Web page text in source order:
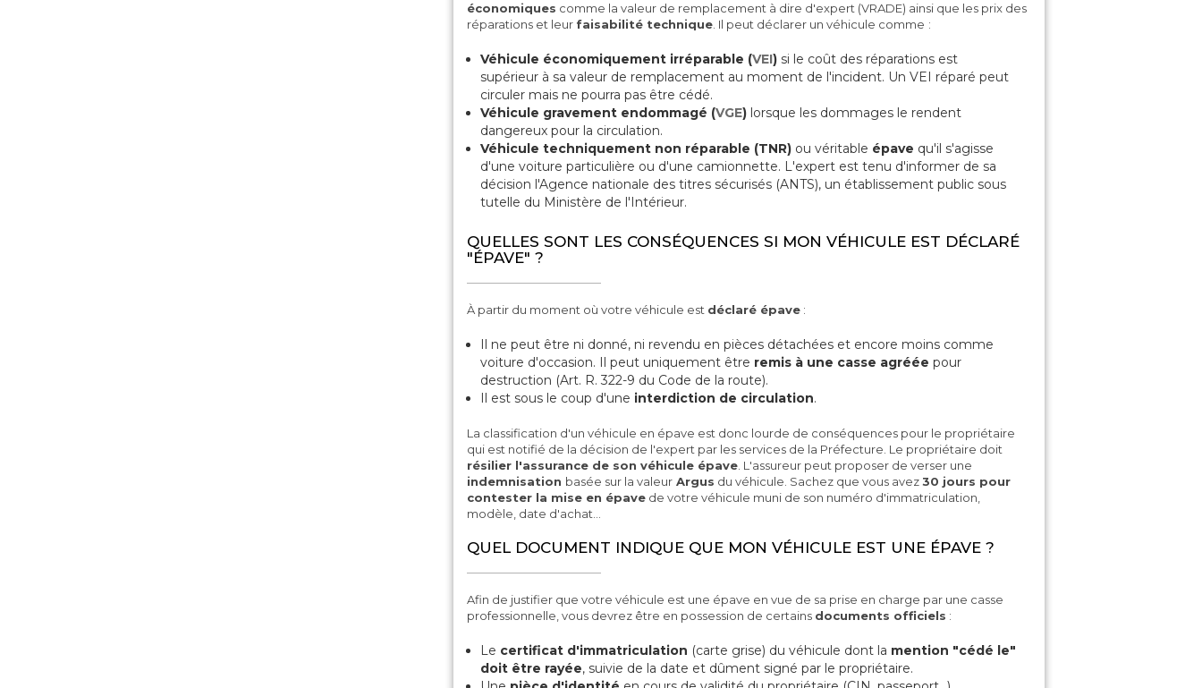
économiques comme la valeur de remplacement à dire d'expert (VRADE) ainsi que les prix des
réparations et leur faisabilité technique. Il peut déclarer un véhicule comme :
Véhicule économiquement irréparable (VEI)si le coût des réparations est
supérieur à sa valeur de remplacement au moment de l'incident. Un VEI réparé peut
circuler mais ne pourra pas être cédé.
Véhicule gravement endommagé (VGE)lorsque les dommages le rendent
dangereux pour la circulation.
Véhicule techniquement non réparable (TNR)ou véritable épave qu'il s'agisse
d'une voiture particulière ou d'une camionnette. L'expert est tenu d'informer de sa
décision l'Agence nationale des titres sécurisés (ANTS), un établissement public sous
tutelle du Ministère de l'Intérieur.
QUELLES SONT LES CONSÉQUENCES SI MON VÉHICULE EST DÉCLARÉ
"ÉPAVE" ?
À partir du moment où votre véhicule est déclaré épave:
Il ne peut être ni donné, ni revendu en pièces détachées et encore moins comme
voiture d'occasion. Il peut uniquement être remis à une casse agréée pour
destruction (Art. R. 322-9 du Code de la route).
Il est sous le coup d'une interdiction de circulation.
La classification d'un véhicule en épave est donc lourde de conséquences pour le propriétaire
qui est notifié de la décision de l'expert par les services de la Préfecture. Le propriétaire doit
résilier l'assurance de son véhicule épave. L'assureur peut proposer de verser une
indemnisation basée sur la valeurArgus du véhicule. Sachez que vous avez30 jours pour
contester la mise en épavede votre véhicule muni de son numéro d'immatriculation,
modèle, date d'achat…
QUEL DOCUMENT INDIQUE QUE MON VÉHICULE EST UNE ÉPAVE ?
Afin de justifier que votre véhicule est une épave en vue de sa prise en charge par une casse
professionnelle, vous devrez être en possession de certains documents officiels :
Le certificat d'immatriculation (carte grise) du véhicule dont la mention "cédé le"
doit être rayée, suivie de la date et dûment signé par le propriétaire.